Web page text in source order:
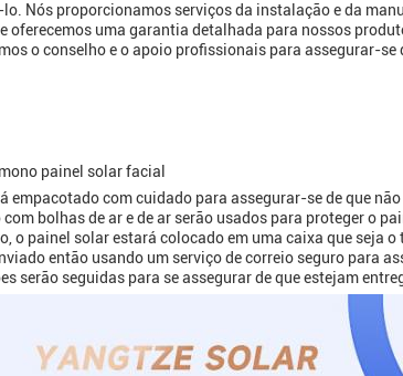
Nós proporcionamos serviços da instalação e da
oferecemos uma garantia detalhada para nossos
o conselho e o apoio profissionais para assegurar-se
painel solar facial
empacotado com cuidado para assegurar-se de que
bolhas de ar e de ar serão usados para proteger o
o painel solar estará colocado em uma caixa que seja
então usando um serviço de correio seguro para
serão seguidas para se assegurar de que estejam